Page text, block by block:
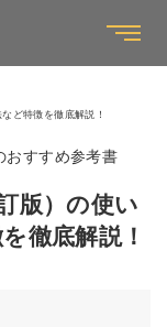
ど特徴を徹底解説！
おすすめ参考書
版）の使い
徹底解説！